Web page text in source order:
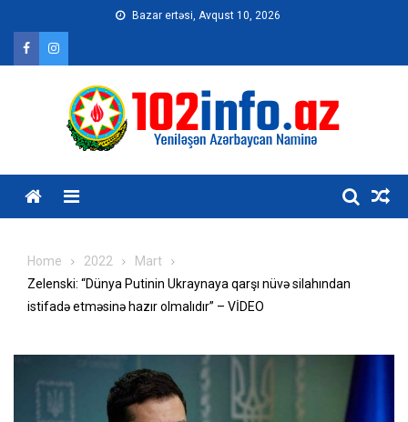
content
Bazar ertəsi, Avqust 10, 2026
Home 2022
Mart
Zelenski: “Dünya Putinin Ukraynaya qarşı nüvə silahından
istifadə etməsinə hazır olmalıdır” – VİDEO